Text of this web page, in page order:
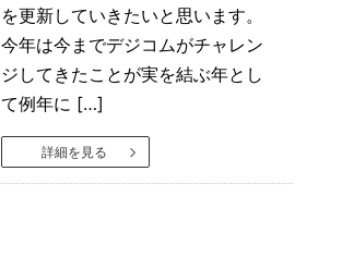
を更新していきたいと思います。
今年は今までデジコムがチャレン
ジしてきたことが実を結ぶ年とし
て例年に […]
詳細を見る